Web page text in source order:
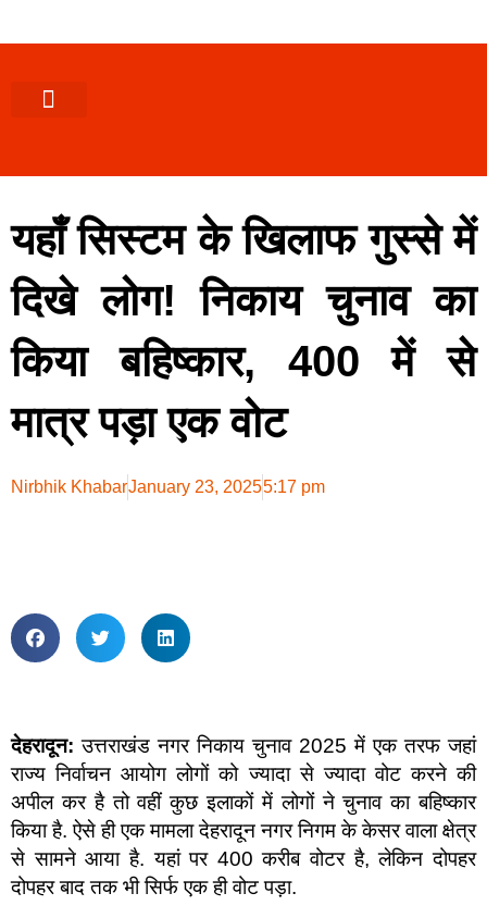
यहाँ सिस्टम के खिलाफ गुस्से में
दिखे लोग! निकाय चुनाव का
किया बहिष्कार, 400 में से
मात्र पड़ा एक वोट
Nirbhik KhabarJanuary 23, 20255:17 pm
देहरादून: उत्तराखंड नगर निकाय चुनाव 2025 में एक तरफ जहां
राज्य निर्वाचन आयोग लोगों को ज्यादा से ज्यादा वोट करने की
अपील कर है तो वहीं कुछ इलाकों में लोगों ने चुनाव का बहिष्कार
किया है. ऐसे ही एक मामला देहरादून नगर निगम के केसर वाला क्षेत्र
से सामने आया है. यहां पर 400 करीब वोटर है, लेकिन दोपहर
दोपहर बाद तक भी सिर्फ एक ही वोट पड़ा.